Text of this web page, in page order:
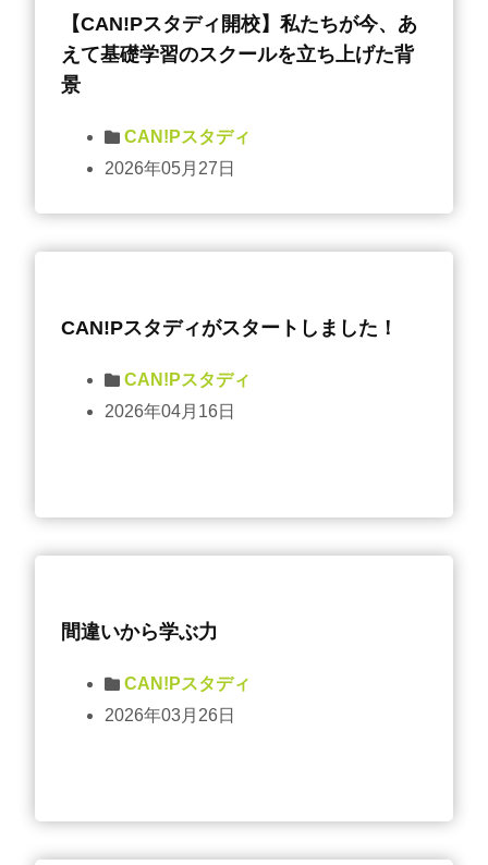
【CAN!Pスタディ開校】私たちが今、あ
えて基礎学習のスクールを立ち上げた背
景
CAN!Pスタディ
2026年05月27日
CAN!Pスタディがスタートしました！
CAN!Pスタディ
2026年04月16日
間違いから学ぶ力
CAN!Pスタディ
2026年03月26日